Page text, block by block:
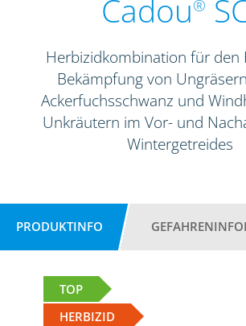
Cadou®
Herbizidkombination für den
Bekämpfung von
Ackerfuchsschwanz und
Unkräutern im Vor- und
Wintergetreides
PRODUKTINFO
TOP
HERBIZID